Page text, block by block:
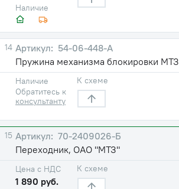
Наличие
14
54-06-448-А
Пружина механизма блокировки МТЗ
Наличие
Обратитесь к
консультанту
К схеме
15
70-2409026-Б
Переходник, ОАО "МТЗ"
Цена с НДС
1 890 руб.
К схеме